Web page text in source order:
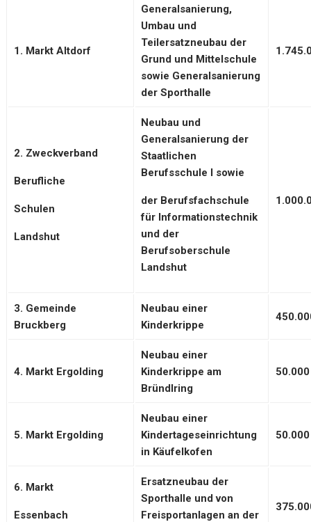
1. Markt Altdorf
Generalsanierung,
Umbau und
Teilersatzneubau der
Grund und Mittelschule
sowie Generalsanierung
der Sporthalle
2. Zweckverband
Berufliche
Schulen
Landshut
Neubau und
Generalsanierung der
Staatlichen
Berufsschule I sowie
der Berufsfachschule
für Informationstechnik
und der
Berufsoberschule
Landshut
3. Gemeinde
Bruckberg
Neubau einer
Kinderkrippe
4. Markt Ergolding
Neubau einer
Kinderkrippe am
Bründlring
50.000
5. Markt Ergolding
Neubau einer
Kindertageseinrichtung
in Käufelkofen
50.000
6. Markt
Essenbach
Ersatzneubau der
Sporthalle und von
Freisportanlagen an der